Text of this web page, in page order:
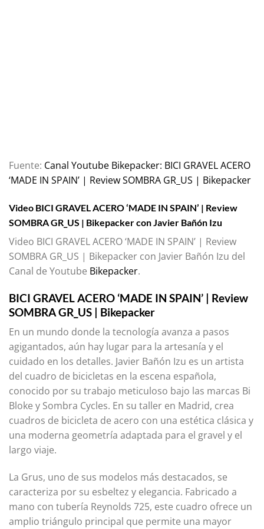
Fuente: Canal Youtube Bikepacker: BICI GRAVEL ACERO
‘MADE IN SPAIN’ | Review SOMBRA GR_US | Bikepacker
Video BICI GRAVEL ACERO ‘MADE IN SPAIN’ | Review
SOMBRA GR_US | Bikepacker con Javier Bañón Izu
Video BICI GRAVEL ACERO ‘MADE IN SPAIN’ | Review
SOMBRA GR_US | Bikepacker con Javier Bañón Izu del
Canal de Youtube Bikepacker.
BICI GRAVEL ACERO ‘MADE IN SPAIN’ | Review
SOMBRA GR_US | Bikepacker
En un mundo donde la tecnología avanza a pasos
agigantados, aún hay lugar para la artesanía y el
cuidado en los detalles. Javier Bañón Izu es un artista
del cuadro de bicicletas en la escena española,
conocido por su trabajo meticuloso bajo las marcas Bi
Bloke y Sombra Cycles. En su taller en Madrid, crea
cuadros de bicicleta de acero con una estética clásica y
una moderna geometría adaptada para el gravel y el
largo viaje.
La Grus, uno de sus modelos más destacados, se
caracteriza por su esbeltez y elegancia. Fabricado a
mano con tubería Reynolds 725, este cuadro ofrece un
amplio triángulo principal que permite una mayor